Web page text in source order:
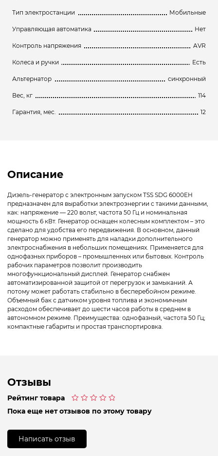
Тип электростанции Мобильные
Управляющая автоматика Нет
Контроль напряжения AVR
Колеса и ручки Есть
Альтернатор синхронный
Вес, кг 114
Гарантия, мес. 12
Описание
Дизель-генератор с электронным запуском TSS SDG 6000EH
предназначен для выработки электроэнергии с такими данными,
как: напряжение — 220 вольт, частота 50 Гц и номинальная
мощность 6 кВт. Генератор оснащен колесным комплектом – это
сделано для удобства его передвижения. В основном, данный
генератор можно применять для наладки дополнительного
электроснабжения в небольших помещениях. Применяется для
однофазных приборов – промышленных или бытовых. Контроль
рабочих параметров позволит производить
многофункциональный дисплей. Генератор снабжен
автоматизированной защитой от перегрузок и замыканий. А
потому может работать стабильно в бесперебойном режиме.
Объемный бак с датчиком уровня топлива и экономичным
расходом обеспечивает до шести часов работы в среднем в
автономном режиме. Преимущества: однофазный, частота 50 Гц;
компактные габариты и простая транспортировка.
Отзывы
Рейтинг товара
0
Пока еще нет отзывов по этому товару
Написать отзыв